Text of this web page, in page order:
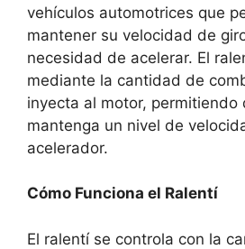
vehículos automotrices que
mantener su velocidad de
necesidad de acelerar. El
mediante la cantidad de
inyecta al motor, permitiendo
mantenga un nivel de
acelerador.
Cómo Funciona el Ralentí
El ralentí se controla con la